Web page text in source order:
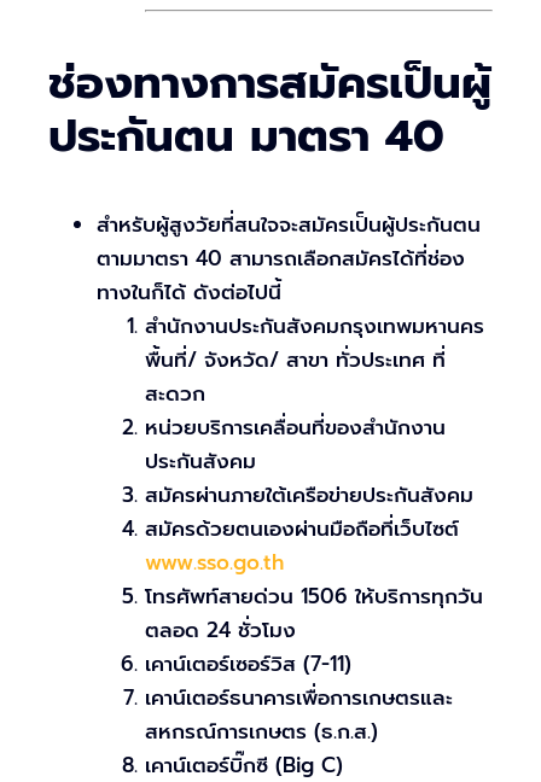
ช่องทางการสมัครเป็นผู้
ประกันตน มาตรา 40
สำหรับผู้สูงวัยที่สนใจจะสมัครเป็นผู้ประกันตน
ตามมาตรา 40 สามารถเลือกสมัครได้ที่ช่อง
ทางในก็ได้ ดังต่อไปนี้
สำนักงานประกันสังคมกรุงเทพมหานคร
พื้นที่/ จังหวัด/ สาขา ทั่วประเทศ ที่
สะดวก
หน่วยบริการเคลื่อนที่ของสำนักงาน
ประกันสังคม
สมัครผ่านภายใต้เครือข่ายประกันสังคม
สมัครด้วยตนเองผ่านมือถือที่เว็บไซต์
www.sso.go.th
โทรศัพท์สายด่วน 1506 ให้บริการทุกวัน
ตลอด 24 ชั่วโมง
เคาน์เตอร์เซอร์วิส (7-11)
เคาน์เตอร์ธนาคารเพื่อการเกษตรและ
สหกรณ์การเกษตร (ธ.ก.ส.)
เคาน์เตอร์บิ๊กซี (Big C)